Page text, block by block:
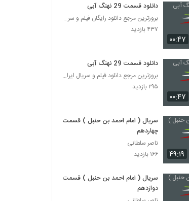
۰۰:۴۷
دانلود قسمت 29 نهنگ آبی
بروزترین مرجع دانلود رایگان فیلم و سریال ایرانی
۴۳۷ بازدید
۰۰:۴۷
دانلود قسمت 29 نهنگ آبی
بروزترین مرجع دانلود فیلم و سریال ایرانی
۲۹۵ بازدید
۴۹:۱۹
سریال ( امام احمد بن حنبل ) قسمت
چهاردهم
ناصر سلطانی
۱۶۶ بازدید
سریال ( امام احمد بن حنبل ) قسمت
دوازدهم